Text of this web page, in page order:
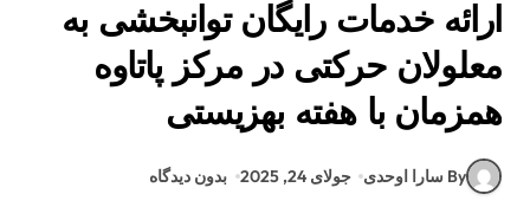
ارائه خدمات رایگان توانبخشی به
معلولان حرکتی در مرکز پاتاوه
همزمان با هفته بهزیستی
By سارا اوحدی جولای 24, 2025 بدون دیدگاه